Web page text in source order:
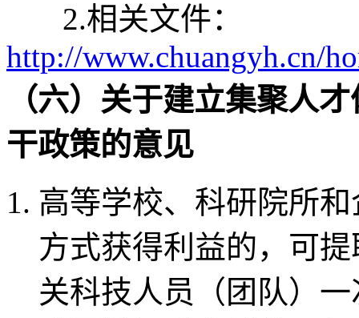
2.相关文件：
http://www.chuangyh.cn/
（六）关于建立集聚人
干政策的意见
高等学校、科研院所
方式获得利益的，可
关科技人员（团队）